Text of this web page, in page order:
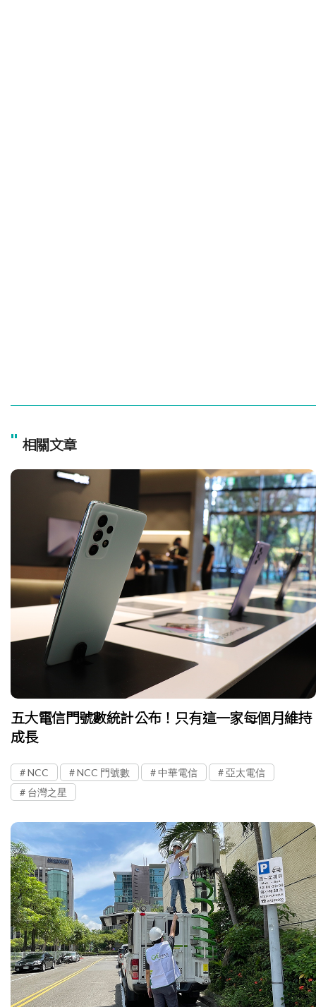
" 相關文章
五大電信門號數統計公布！只有這一家每個月維持
成長
NCC NCC 門號數 中華電信
亞太電信
台灣之星